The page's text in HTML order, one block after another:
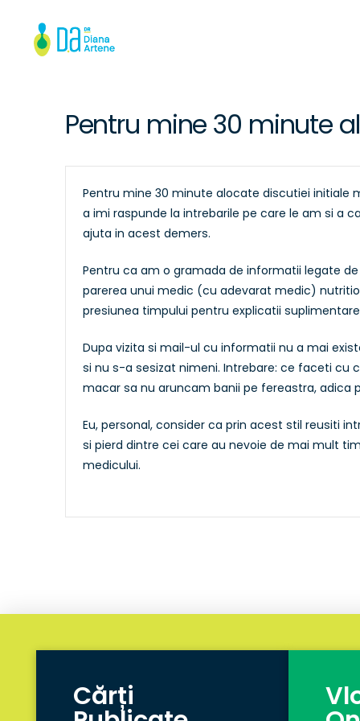
Pentru mine 30 minute
Pentru mine 30 minute alocate discutiei initiale
a imi raspunde la intrebarile pe care le am si a
ajuta in acest demers.
Pentru ca am o gramada de informatii legate
parerea unui medic (cu adevarat medic)
presiunea timpului pentru explicatii
Dupa vizita si mail-ul cu informatii nu a mai
si nu s-a sesizat nimeni. Intrebare: ce faceti
macar sa nu aruncam banii pe fereastra, adica
Eu, personal, consider ca prin acest stil reusiti
si pierd dintre cei care au nevoie de mai mult
medicului.
Cărți